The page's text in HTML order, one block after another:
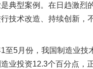
典型案例。在日趋激烈
技术改造、持续创新，
至5月份，我国制造业技
业投资12.3个百分点，